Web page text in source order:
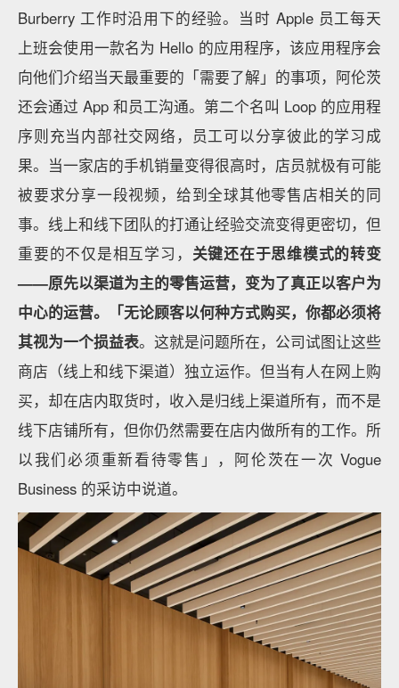
Burberry 工作时沿用下的经验。当时 Apple 员工每天
上班会使用一款名为 Hello 的应用程序，该应用程序会
向他们介绍当天最重要的「需要了解」的事项，阿伦茨
还会通过 App 和员工沟通。第二个名叫 Loop 的应用程
序则充当内部社交网络，员工可以分享彼此的学习成
果。当一家店的手机销量变得很高时，店员就极有可能
被要求分享一段视频，给到全球其他零售店相关的同
事。线上和线下团队的打通让经验交流变得更密切，但
重要的不仅是相互学习， 关键还在于思维模式的转变
——原先以渠道为主的零售运营，变为了真正以客户为
中心的运营。「无论顾客以何种方式购买，你都必须将
其视为一个损益表。这就是问题所在，公司试图让这些
商店（线上和线下渠道）独立运作。但当有人在网上购
买，却在店内取货时，收入是归线上渠道所有，而不是
线下店铺所有，但你仍然需要在店内做所有的工作。所
以我们必须重新看待零售」，阿伦茨在一次 Vogue
Business 的采访中说道。